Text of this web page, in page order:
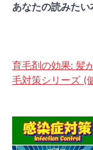
あなたの読みたい
育毛剤の効果: 髪
毛対策シリーズ (